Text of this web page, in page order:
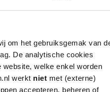
om het gebruiksgemak van
De analytische cookies
welke enkel worden
werkt niet met (externe)
accepteren, beheren of